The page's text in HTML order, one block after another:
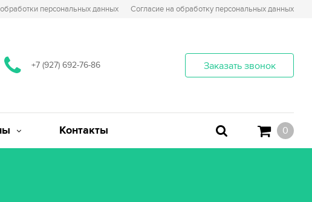
персональных данных Согласие на обработку персональных данных
+7 (927) 692-76-86 Заказать звонок
Контакты 0